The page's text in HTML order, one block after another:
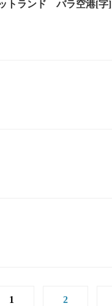
トランド バラ空港[字]
1 2